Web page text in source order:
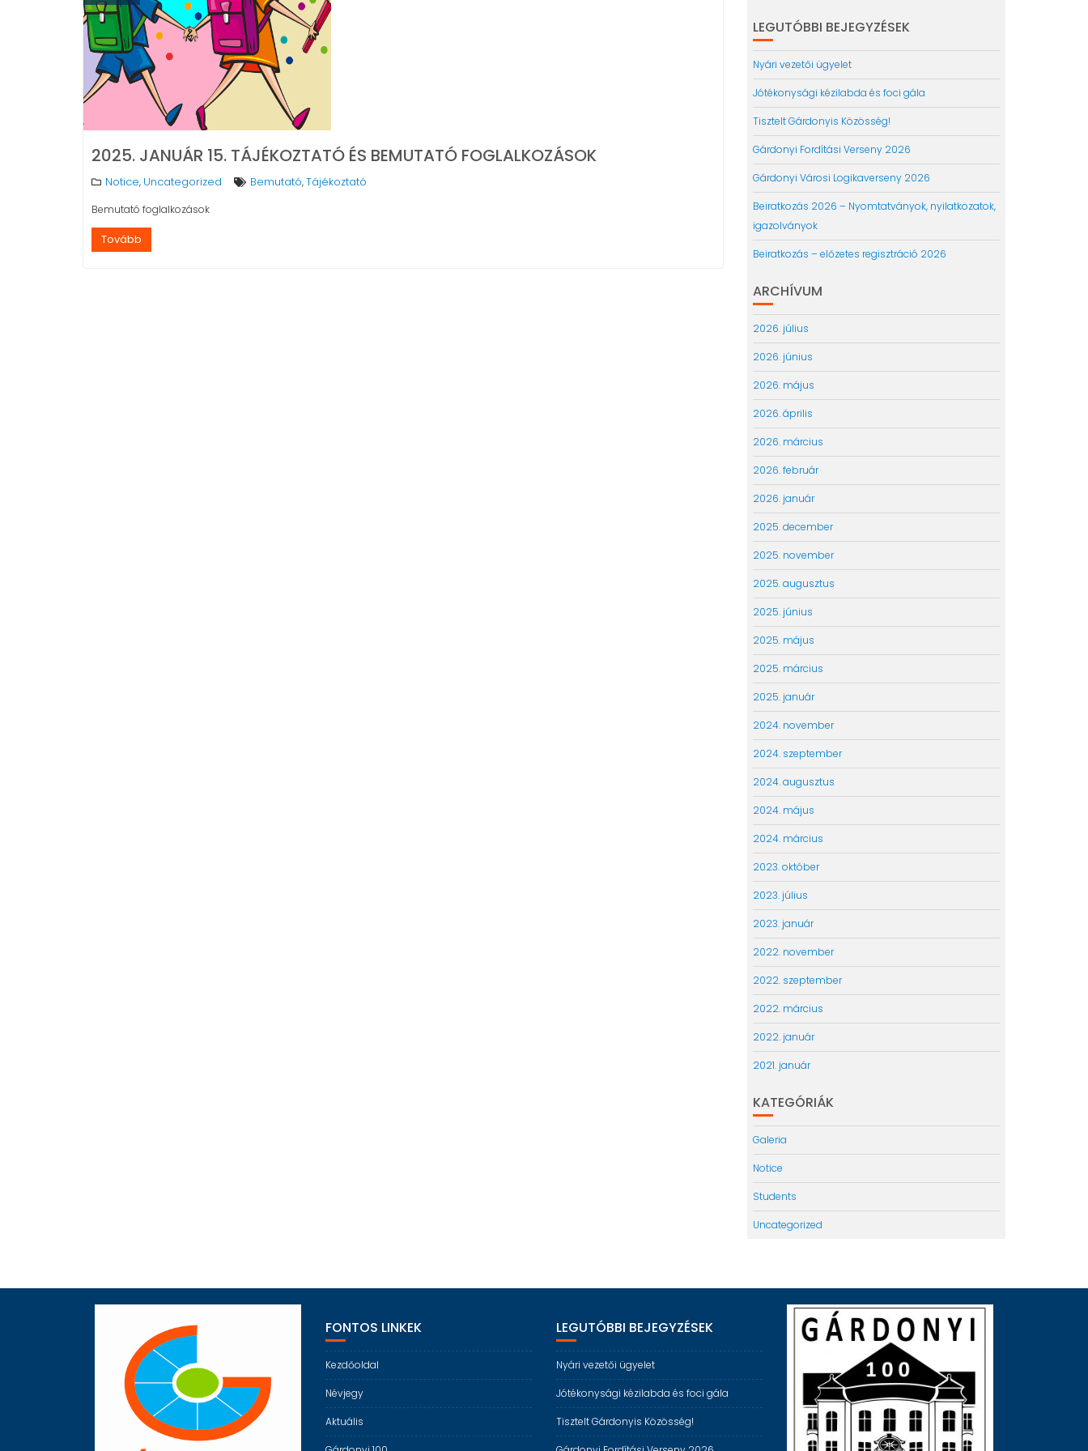
2025. JANUÁR 15. TÁJÉKOZTATÓ ÉS BEMUTATÓ FOGLALKOZÁSOK
Notice, Uncategorized Bemutató,Tájékoztató
Bemutató foglalkozások
Tovább
LEGUTÓBBI BEJEGYZÉSEK
Nyári vezetői ügyelet
Jótékonysági kézilabda és foci gála
Tisztelt Gárdonyis Közösség!
Gárdonyi Fordítási Verseny 2026
Gárdonyi Városi Logikaverseny 2026
Beiratkozás 2026 – Nyomtatványok, nyilatkozatok,
igazolványok
Beiratkozás – előzetes regisztráció 2026
ARCHÍVUM
2026. július
2026. június
2026. május
2026. április
2026. március
2026. február
2026. január
2025. december
2025. november
2025. augusztus
2025. június
2025. május
2025. március
2025. január
2024. november
2024. szeptember
2024. augusztus
2024. május
2024. március
2023. október
2023. július
2023. január
2022. november
2022. szeptember
2022. március
2022. január
2021. január
KATEGÓRIÁK
Galeria
Notice
Students
Uncategorized
FONTOS LINKEK
Kezdőoldal
Névjegy
Aktuális
LEGUTÓBBI BEJEGYZÉSEK
Nyári vezetői ügyelet
Jótékonysági kézilabda és foci gála
Tisztelt Gárdonyis Közösség!